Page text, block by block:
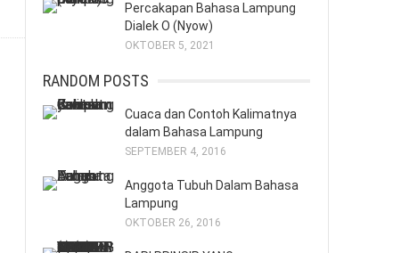
Percakapan Bahasa Lampung
Dialek O (Nyow)
OKTOBER 5, 2021
RANDOM POSTS
Cuaca dan Contoh Kalimatnya
dalam Bahasa Lampung
SEPTEMBER 4, 2016
Anggota Tubuh Dalam Bahasa
Lampung
OKTOBER 26, 2016